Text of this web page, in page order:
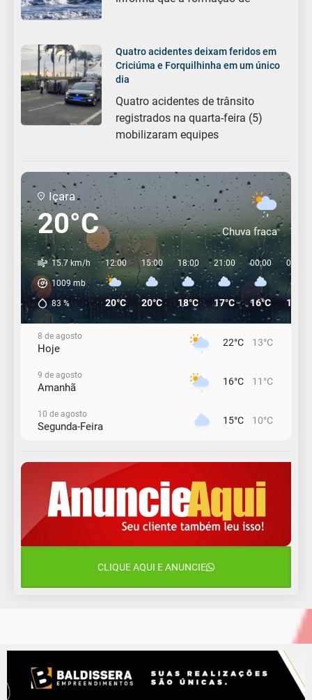
Quatro acidentes deixam feridos em
Criciúma e Forquilhinha em um único
dia
Quatro acidentes de trânsito
registrados na quarta-feira (5)
mobilizaram equipes
Içara
20°C Chuva fraca
15.7 km/h
1009 mb
83%
12:00
20°C
15:00
20°C
18:00
18°C
21:00
17°C
00:00
16°C
03:00
15°C
8 de agosto
Hoje 22°C 13°C
9 de agosto
Amanhã 16°C 11°C
10 de agosto
Segunda-Feira 15°C 10°C
Terça-Feira
12 de agosto
Quarta-Feira
CLIQUE AQUI E ANUNCIE